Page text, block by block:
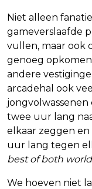
Niet alleen
gameverslaafde
vullen, maar ook
genoeg
andere
arcadehal ook
jongvolwassenen
twee uur lang
elkaar zeggen
uur lang tegen
best of both
We hoeven niet